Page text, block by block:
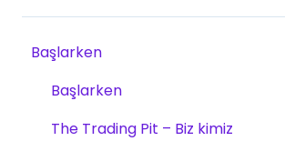
Başlarken
Başlarken
The Trading Pit – Biz kimiz